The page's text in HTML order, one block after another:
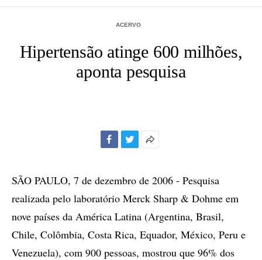
ACERVO
Hipertensão atinge 600 milhões,
aponta pesquisa
compartilhamento
SÃO PAULO, 7 de dezembro de 2006 - Pesquisa
realizada pelo laboratório Merck Sharp & Dohme em
nove países da América Latina (Argentina, Brasil,
Chile, Colômbia, Costa Rica, Equador, México, Peru e
Venezuela), com 900 pessoas, mostrou que 96% dos